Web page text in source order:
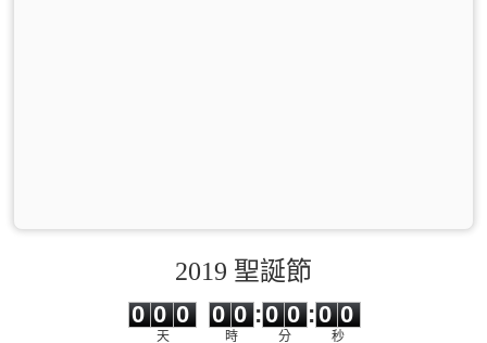
2019 聖誕節
0 0
0
0
天
0
0
0
0
時
:
0
0
0
0
分
:0 0
秒